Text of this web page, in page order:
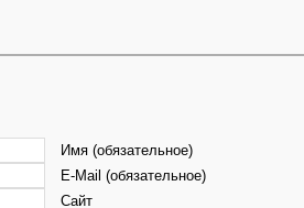
Имя (обязательное)
E-Mail (обязательное)
Сайт